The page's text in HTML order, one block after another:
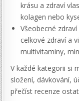
krásu a zdraví
kolagen nebo
Všeobecné
celkové zdraví a
multivitaminy,
V každé kategorii si
složení, dávkování,
přečíst recenze